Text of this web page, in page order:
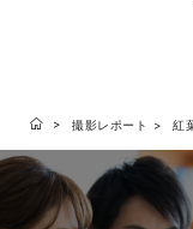
撮影レポート 紅